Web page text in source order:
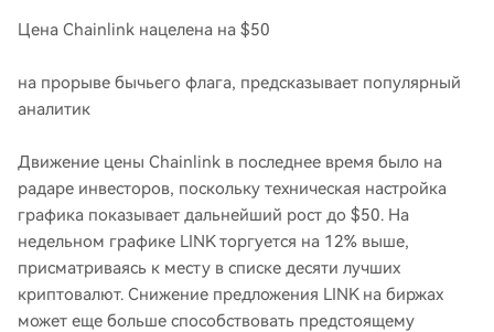
Цена Chainlink нацелена на $50
на прорыве бычьего флага, предсказывает популярный
аналитик
Движение цены Chainlink в последнее время было на
радаре инвесторов, поскольку техническая настройка
графика показывает дальнейший рост до $50. На
недельном графике LINK торгуется на 12% выше,
присматриваясь к месту в списке десяти лучших
криптовалют. Снижение предложения LINK на биржах
может еще больше способствовать предстоящему